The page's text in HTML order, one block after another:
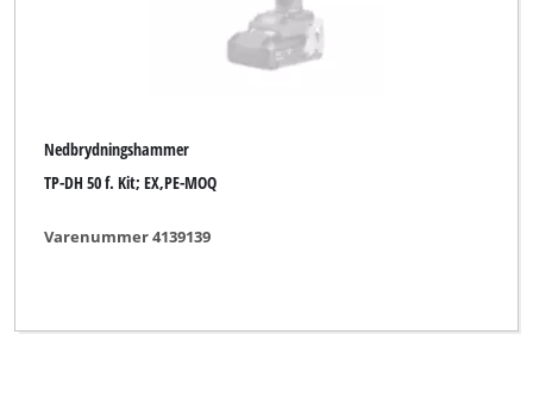
Nedbrydningshammer
TP-DH 50 f. Kit; EX,PE-MOQ
Varenummer 4139139